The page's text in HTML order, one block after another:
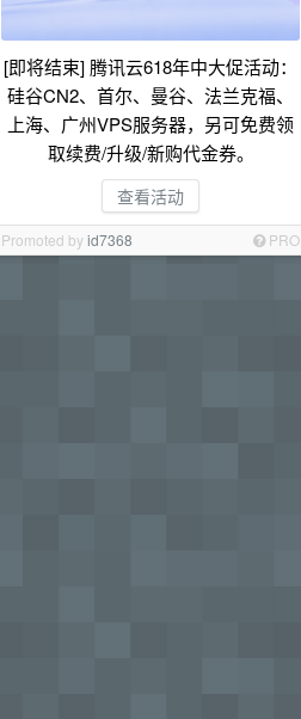
[即将结束] 腾讯云618年中大促活动：
硅谷CN2、首尔、曼谷、法兰克福、
上海、广州VPS服务器，另可免费领
取续费/升级/新购代金券。
查看活动
Promoted byid7368 PRO